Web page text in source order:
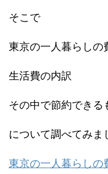
そこで
東京の一人暮らしの
生活費の内訳
その中で節約できる
について調べてみま
東京の一人暮らしの